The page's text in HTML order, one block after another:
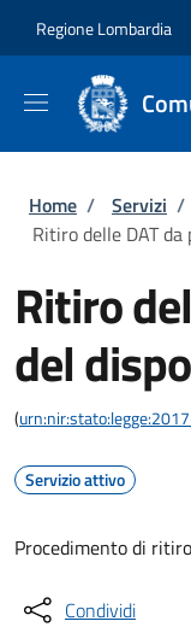
Regione Lombardia
Briciole
Home / Servizi /
Ritiro delle DAT
Ritiro
del
(
Servizio attivo
Procedimento di
Condividi